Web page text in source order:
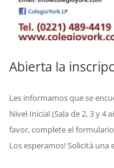
Abierta la
Les informamos que se
Nivel Inicial (Sala de 2, 3 y 4
favor, complete el
Los esperamos! Solicitá